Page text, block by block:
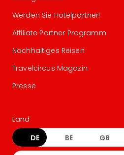
Werden Sie Hotelpartner!
Affiliate Partner Programm
Nachhaltiges Reisen
Travelcircus Magazin
Presse
Land
DE BE GB